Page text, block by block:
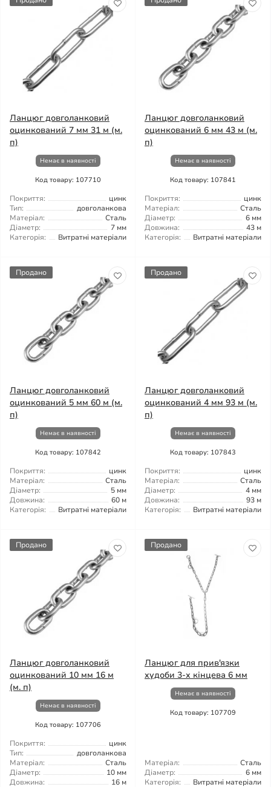
Ланцюг довголанковий
оцинкований 7 мм 31 м (м.
п)
Немає в наявності
Код товару: 107710
Покриття:
цинк
Тип:
довголанкова
Матеріал:
Сталь
Діаметр:
7 мм
Категорія:
Витратні матеріали
Ланцюг довголанковий
оцинкований 6 мм 43 м (м.
п)
Немає в наявності
Код товару: 107841
Покриття:
цинк
Матеріал:
Сталь
Діаметр:
6 мм
Довжина:
43 м
Категорія:
Витратні матеріали
Продано
Ланцюг довголанковий
оцинкований 5 мм 60 м (м.
п)
Немає в наявності
Код товару: 107842
Покриття:
цинк
Матеріал:
Сталь
Діаметр:
5 мм
Довжина:
60 м
Категорія:
Витратні матеріали
Продано
Ланцюг довголанковий
оцинкований 4 мм 93 м (м.
п)
Немає в наявності
Код товару: 107843
Покриття:
цинк
Матеріал:
Сталь
Діаметр:
4 мм
Довжина:
93 м
Категорія:
Витратні матеріали
Продано
Ланцюг довголанковий
оцинкований 10 мм 16 м
(м. п)
Немає в наявності
Код товару: 107706
Покриття:
цинк
Тип:
довголанкова
Матеріал:
Сталь
Діаметр:
10 мм
Довжина:
16 м
Продано
Ланцюг для прив'язки
худоби 3-х кінцева 6 мм
Немає в наявності
Код товару: 107709
Матеріал:
Сталь
Діаметр:
6 мм
Категорія:
Витратні матеріали